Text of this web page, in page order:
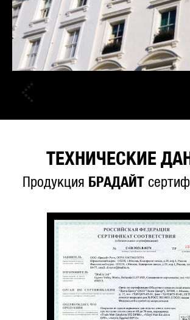
ТЕХНИЧЕСКИЕ
Продукция БРАДАЙТ